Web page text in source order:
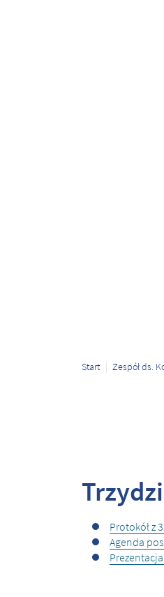
Start Zespół ds.
Protokół z
Agenda